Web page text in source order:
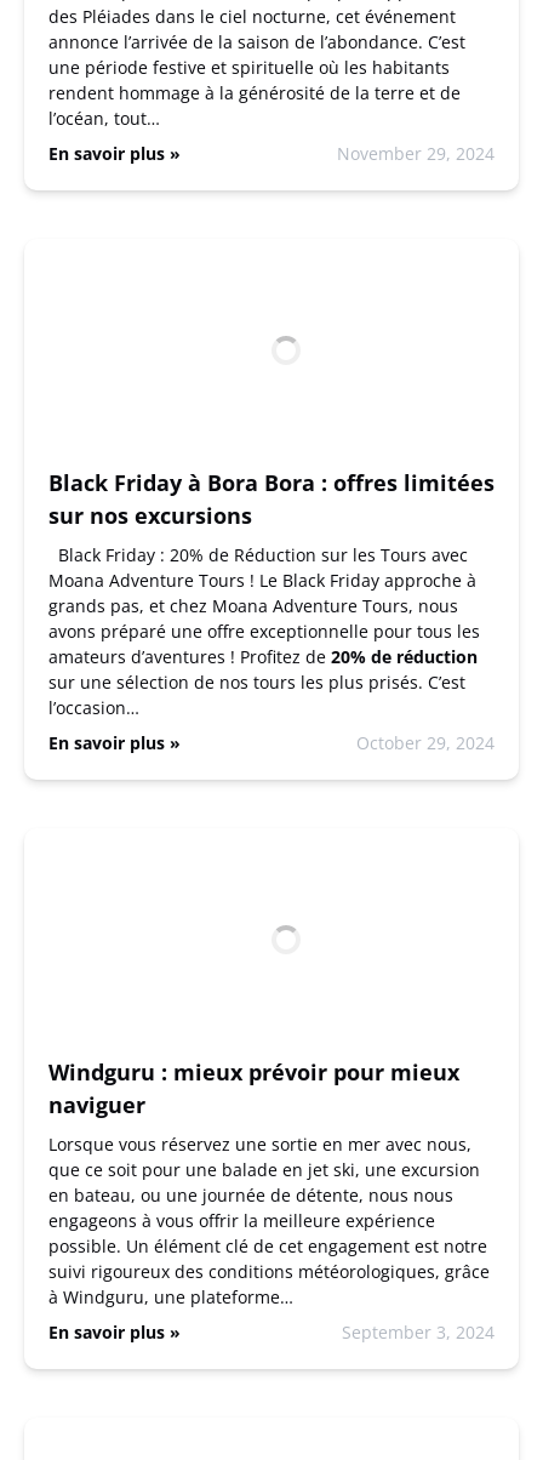
des Pléiades dans le ciel nocturne, cet événement
annonce l’arrivée de la saison de l’abondance. C’est
une période festive et spirituelle où les habitants
rendent hommage à la générosité de la terre et de
l’océan, tout…
En savoir plus »
November 29, 2024
Black Friday à Bora Bora : offres limitées
sur nos excursions
Black Friday : 20% de Réduction sur les Tours avec
Moana Adventure Tours ! Le Black Friday approche à
grands pas, et chez Moana Adventure Tours, nous
avons préparé une offre exceptionnelle pour tous les
amateurs d’aventures ! Profitez de 20% de réduction
sur une sélection de nos tours les plus prisés. C’est
l’occasion…
En savoir plus »
October 29, 2024
Windguru : mieux prévoir pour mieux
naviguer
Lorsque vous réservez une sortie en mer avec nous,
que ce soit pour une balade en jet ski, une excursion
en bateau, ou une journée de détente, nous nous
engageons à vous offrir la meilleure expérience
possible. Un élément clé de cet engagement est notre
suivi rigoureux des conditions météorologiques, grâce
à Windguru, une plateforme…
En savoir plus »
September 3, 2024